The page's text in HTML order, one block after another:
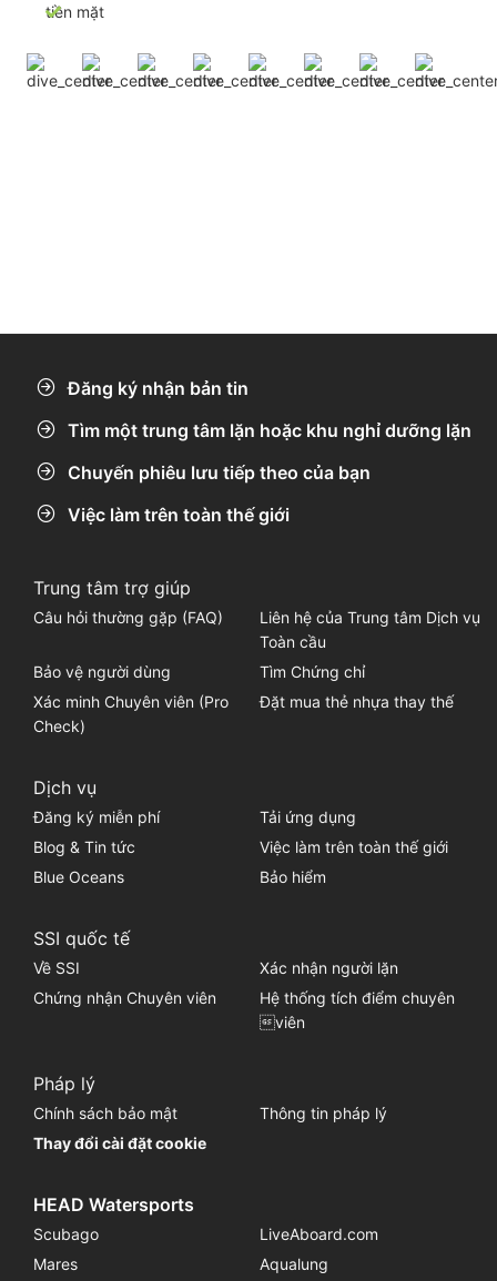
tiền mặt
Đăng ký nhận bản tin
Tìm một trung tâm lặn hoặc khu nghỉ dưỡng lặn
Chuyến phiêu lưu tiếp theo của bạn
Việc làm trên toàn thế giới
Trung tâm trợ giúp
Câu hỏi thường gặp (FAQ)
Liên hệ của Trung tâm Dịch vụ
Toàn cầu
Bảo vệ người dùng
Tìm Chứng chỉ
Xác minh Chuyên viên (Pro
Check)
Đặt mua thẻ nhựa thay thế
Dịch vụ
Đăng ký miễn phí
Tải ứng dụng
Blog & Tin tức
Việc làm trên toàn thế giới
Blue Oceans
Bảo hiểm
SSI quốc tế
Về SSI
Xác nhận người lặn
Chứng nhận Chuyên viên
Hệ thống tích điểm chuyên
viên
Pháp lý
Chính sách bảo mật
Thông tin pháp lý
Thay đổi cài đặt cookie
HEAD Watersports
Scubago
LiveAboard.com
Mares
Aqualung